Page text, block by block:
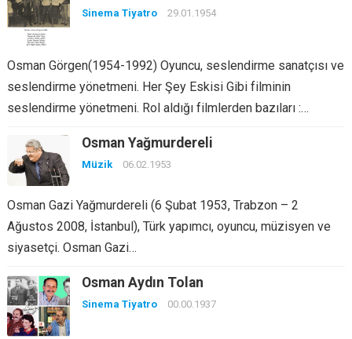
Sinema Tiyatro 29.01.1954
Osman Görgen(1954-1992) Oyuncu, seslendirme sanatçısı ve
seslendirme yönetmeni. Her Şey Eskisi Gibi filminin
seslendirme yönetmeni. Rol aldığı filmlerden bazıları :…
Osman Yağmurdereli
Müzik 06.02.1953
Osman Gazi Yağmurdereli (6 Şubat 1953, Trabzon – 2
Ağustos 2008, İstanbul), Türk yapımcı, oyuncu, müzisyen ve
siyasetçi. Osman Gazi…
Osman Aydın Tolan
Sinema Tiyatro 00.00.1937